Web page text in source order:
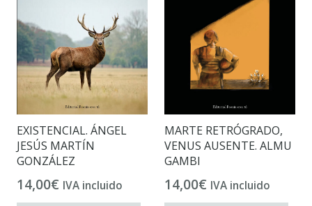
EXISTENCIAL. ÁNGEL
JESÚS MARTÍN
GONZÁLEZ
14,00€ IVA incluido
MARTE RETRÓGRADO,
VENUS AUSENTE. ALMU
GAMBI
14,00€ IVA incluido